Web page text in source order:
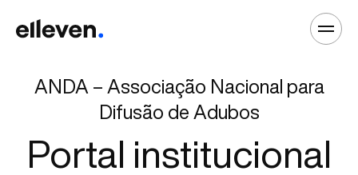
ANDA – Associação Nacional para
Difusão de Adubos
Portal institucional